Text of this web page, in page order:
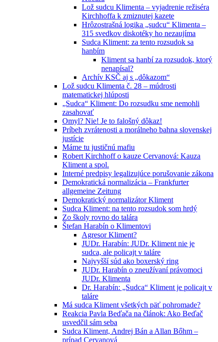
Lož sudcu Klimenta – vyjadrenie režiséra
Kirchhoffa k zmiznutej kazete
Hrôzostrašná logika „sudcu“ Klimenta –
315 svedkov diskotéky ho nezaujíma
Sudca Kliment: za tento rozsudok sa
hanbím
Kliment sa hanbí za rozsudok, ktorý
nenapísal?
Archív KSČ aj s „dôkazom“
Lož sudcu Klimenta č. 28 – múdrosti
matematickej hlúposti
„Sudca“ Kliment: Do rozsudku sme nemohli
zasahovať
Omyl? Nie! Je to falošný dôkaz!
Príbeh zvrátenosti a morálneho bahna slovenskej
justície
Máme tu justičnú mafiu
Robert Kirchhoff o kauze Cervanová: Kauza
Kliment a spol.
Interné predpisy legalizujúce porušovanie zákona
Demokratická normalizácia – Frankfurter
allgemeine Zeitung
Demokratický normalizátor Kliment
Sudca Kliment: na tento rozsudok som hrdý
Zo školy rovno do talára
Štefan Harabín o Klimentovi
Agresor Kliment?
JUDr. Harabín: JUDr. Kliment nie je
sudca, ale policajt v taláre
Najvyšší súd ako boxerský ring
JUDr. Harabín o zneužívaní právomoci
JUDr. Klimenta
Dr. Harabín: „Sudca“ Kliment je policajt v
taláre
Má sudca Kliment všetkých päť pohromade?
Reakcia Pavla Beďača na článok: Ako Beďač
usvedčil sám seba
Sudca Kliment, Andrej Bán a Allan Bőhm –
prípad Cervanová